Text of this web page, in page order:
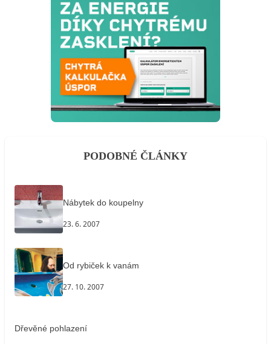
PODOBNÉ ČLÁNKY
Nábytek do koupelny
23. 6. 2007
Od rybiček k vanám
27. 10. 2007
Dřevěné pohlazení